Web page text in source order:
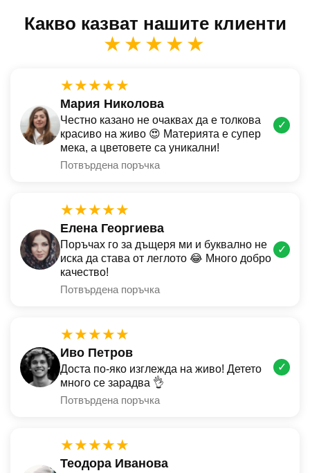
Какво казват нашите клиенти
★★★★★
★★★★★
Мария Николова
Честно казано не очаквах да е толкова
красиво на живо 😍 Материята е супер
мека, а цветовете са уникални!
Потвърдена поръчка
✓
★★★★★
Елена Георгиева
Поръчах го за дъщеря ми и буквално не
иска да става от леглото 😂 Много добро
качество!
Потвърдена поръчка
✓
★★★★★
Иво Петров
Доста по-яко изглежда на живо! Детето
много се зарадва 👌
Потвърдена поръчка
✓
★★★★★
Теодора Иванова